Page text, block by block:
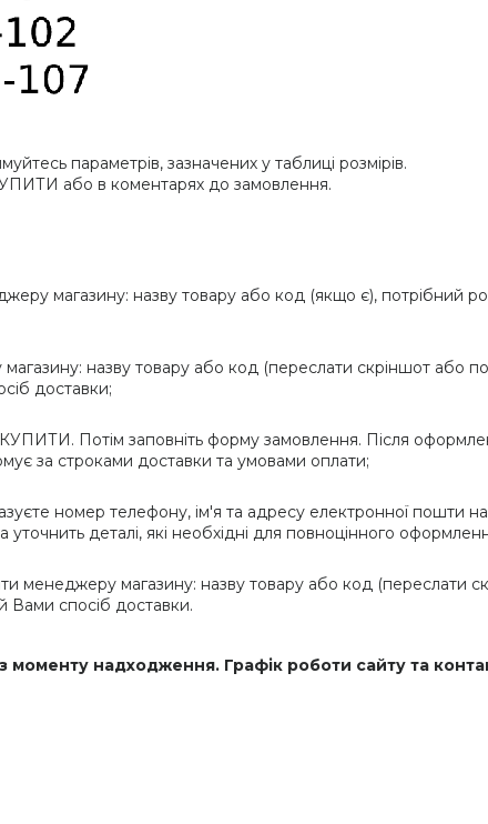
параметрів, зазначених у таблиці розмірів.
або в коментарях до замовлення.
магазину: назву товару або код (якщо є), потрібний
назву товару або код (переслати скріншот або
доставки;
Потім заповніть форму замовлення. Після
за строками доставки та умовами оплати;
номер телефону, ім'я та адресу електронної пошти на
деталі, які необхідні для повноцінного
магазину: назву товару або код (переслати
Вами спосіб доставки.
надходження. Графік роботи сайту та